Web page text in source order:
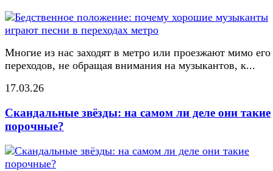
Многие из нас заходят в метро или проезжают мимо его
переходов, не обращая внимания на музыкантов, к...
17.03.26
Скандальные звёзды: на самом ли деле они такие
порочные?